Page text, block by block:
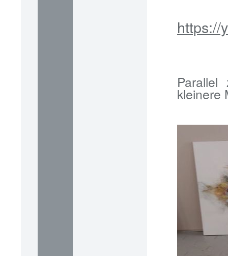
https://
kleinere